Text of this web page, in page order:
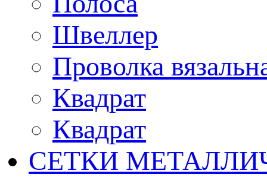
Швеллер
Проволка
Квадрат
Квадрат
СЕТКИ